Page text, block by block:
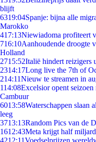
blijft
6319:04Spanje: bijna alle
Marokko
417:13Niewiadoma profiteert
716:10Aanhoudende droogte
Holland
2715:52Italië hindert reizigers
2314:17Long live the 7th of
214:11Nieuw te streamen in
114:08Excelsior opent
Cambuur
6013:58Waterschappen slaan
leeg
3713:13Random Pics van de
1612:43Meta krijgt half
4212:11Voedselprijzen